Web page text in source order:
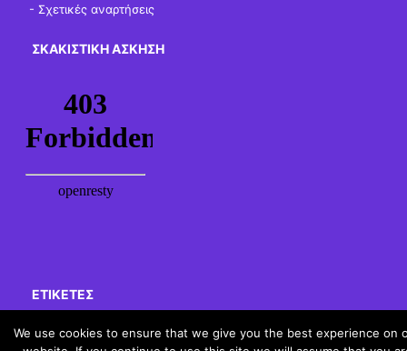
- Σχετικές αναρτήσεις
ΣΚΑΚΙΣΤΙΚΉ ΆΣΚΗΣΗ
ΕΤΙΚΈΤΕΣ
We use cookies to ensure that we give you the best experience on